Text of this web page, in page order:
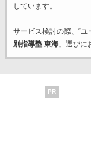
しています。
サービス検討の際、“ユ
別指導塾 東海」選びに
PR